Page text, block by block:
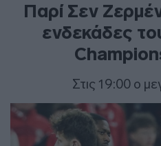
Παρί Σεν
ενδεκάδες
Στις 19:00 ο